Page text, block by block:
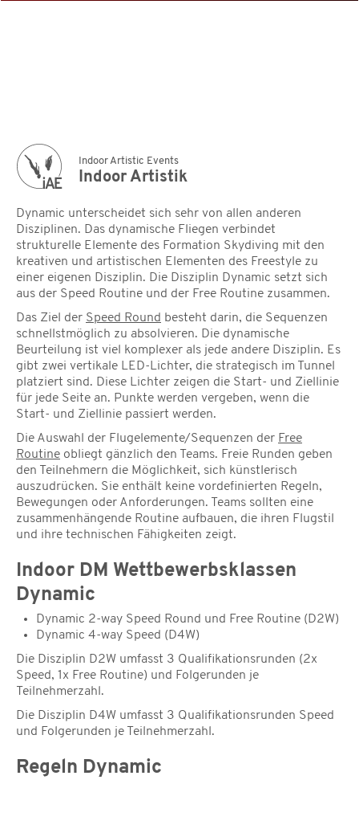
Indoor Artistic Events
Indoor Artistik
Dynamic unterscheidet sich sehr von allen anderen
Disziplinen. Das dynamische Fliegen verbindet
strukturelle Elemente des Formation Skydiving mit den
kreativen und artistischen Elementen des Freestyle zu
einer eigenen Disziplin. Die Disziplin Dynamic setzt sich
aus der Speed Routine und der Free Routine zusammen.
Das Ziel der Speed Round besteht darin, die Sequenzen
schnellstmöglich zu absolvieren. Die dynamische
Beurteilung ist viel komplexer als jede andere Disziplin. Es
gibt zwei vertikale LED-Lichter, die strategisch im Tunnel
platziert sind. Diese Lichter zeigen die Start- und Ziellinie
für jede Seite an. Punkte werden vergeben, wenn die
Start- und Ziellinie passiert werden.
Die Auswahl der Flugelemente/Sequenzen der Free
Routine obliegt gänzlich den Teams. Freie Runden geben
den Teilnehmern die Möglichkeit, sich künstlerisch
auszudrücken. Sie enthält keine vordefinierten Regeln,
Bewegungen oder Anforderungen. Teams sollten eine
zusammenhängende Routine aufbauen, die ihren Flugstil
und ihre technischen Fähigkeiten zeigt.
Indoor DM Wettbewerbsklassen
Dynamic
Dynamic 2-way Speed Round und Free Routine (D2W)
Dynamic 4-way Speed (D4W)
Die Disziplin D2W umfasst 3 Qualifikationsrunden (2x
Speed, 1x Free Routine) und Folgerunden je
Teilnehmerzahl.
Die Disziplin D4W umfasst 3 Qualifikationsrunden Speed
und Folgerunden je Teilnehmerzahl.
Regeln Dynamic